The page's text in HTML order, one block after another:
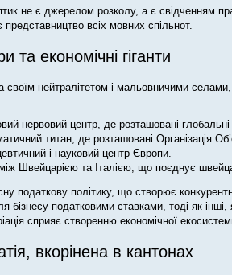
не є джерелом розколу, а є свідченням
представництво всіх мовних спільнот.
та економічні гіганти
нейтралітетом і мальовничими
нервовий центр, де розташовані
титан, де розташовані Організація
і науковий центр Європи.
Швейцарією та Італією, що поєднує
податкову політику, що створює
бізнесу податковими ставками, тоді як
сприяє створенню економічної
вкорінена в кантонах